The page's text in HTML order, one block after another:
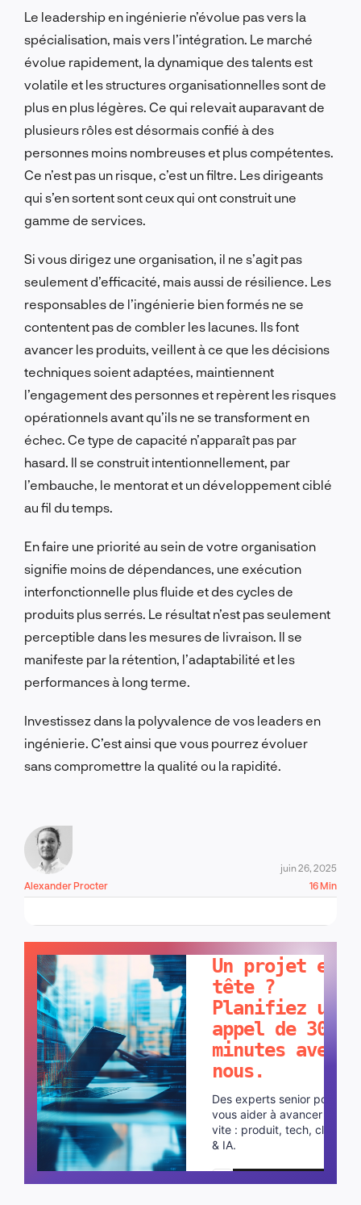
Le leadership en ingénierie n’évolue pas vers la
spécialisation, mais vers l’intégration. Le marché
évolue rapidement, la dynamique des talents est
volatile et les structures organisationnelles sont de
plus en plus légères. Ce qui relevait auparavant de
plusieurs rôles est désormais confié à des
personnes moins nombreuses et plus compétentes.
Ce n’est pas un risque, c’est un filtre. Les dirigeants
qui s’en sortent sont ceux qui ont construit une
gamme de services.
Si vous dirigez une organisation, il ne s’agit pas
seulement d’efficacité, mais aussi de résilience. Les
responsables de l’ingénierie bien formés ne se
contentent pas de combler les lacunes. Ils font
avancer les produits, veillent à ce que les décisions
techniques soient adaptées, maintiennent
l’engagement des personnes et repèrent les risques
opérationnels avant qu’ils ne se transforment en
échec. Ce type de capacité n’apparaît pas par
hasard. Il se construit intentionnellement, par
l’embauche, le mentorat et un développement ciblé
au fil du temps.
En faire une priorité au sein de votre organisation
signifie moins de dépendances, une exécution
interfonctionnelle plus fluide et des cycles de
produits plus serrés. Le résultat n’est pas seulement
perceptible dans les mesures de livraison. Il se
manifeste par la rétention, l’adaptabilité et les
performances à long terme.
Investissez dans la polyvalence de vos leaders en
ingénierie. C’est ainsi que vous pourrez évoluer
sans compromettre la qualité ou la rapidité.
Alexander Procter
juin 26, 2025
16 Min
Un projet en
tête ?
Planifiez un
appel de 30
minutes avec
nous.
Des experts senior pour
vous aider à avancer plus
vite : produit, tech, cloud
& IA.
Planifier un appel